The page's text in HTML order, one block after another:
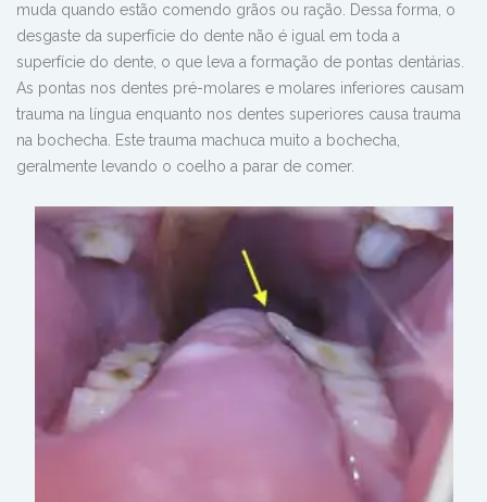
muda quando estão comendo grãos ou ração. Dessa forma, o
desgaste da superfície do dente não é igual em toda a
superfície do dente, o que leva a formação de pontas dentárias.
As pontas nos dentes pré-molares e molares inferiores causam
trauma na língua enquanto nos dentes superiores causa trauma
na bochecha. Este trauma machuca muito a bochecha,
geralmente levando o coelho a parar de comer.